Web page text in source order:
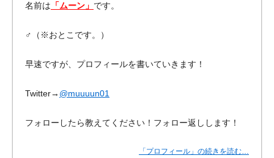
名前は 「ムーン」 です。
♂（※おとこです。）
早速ですが、プロフィールを書いていきます！
Twitter→ @muuuun01
フォローしたら教えてください！フォロー返しします！
「プロフィール」の続きを読む…